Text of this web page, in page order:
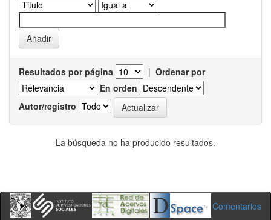
Resultados por página | Ordenar por
En orden
Autor/registro
La búsqueda no ha producido resultados.
Comentarios